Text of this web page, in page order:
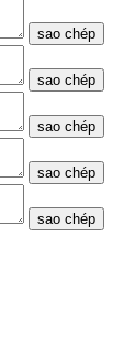
sao chép
sao chép
sao chép
sao chép
sao chép